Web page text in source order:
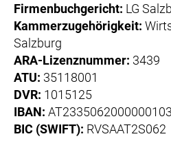
Firmenbuchgericht: LG
Kammerzugehörigkeit:
Salzburg
ARA-Lizenznummer: 3439
ATU: 35118001
DVR: 1015125
IBAN:
BIC (SWIFT): RVSAAT2S062